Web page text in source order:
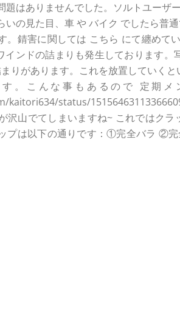
題はありませんでした。ソルトユーザ
いの見た目、車 や バイク でしたら普
。錆害に関しては こちら にて纏めて
インドの詰まりも発生しております
りがあります。これを放置していく
。こんな事もあるので 定期メ
status/
沢山でてしまいますね~ これではク
プは以下の通りです：①完全バラ ②完